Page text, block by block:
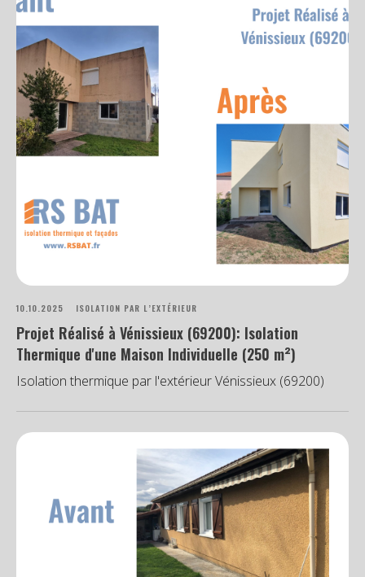
10.10.2025 ISOLATION PAR L’EXTÉRIEUR
Projet Réalisé à Vénissieux (69200): Isolation
Thermique d'une Maison Individuelle (250 m²)
Isolation thermique par l'extérieur Vénissieux (69200)